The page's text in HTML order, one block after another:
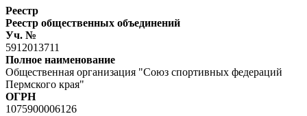
Реестр
Реестр общественных объединений
Уч. №
5912013711
Полное наименование
Общественная организация "Союз спортивных федераций
Пермского края"
ОГРН
1075900006126